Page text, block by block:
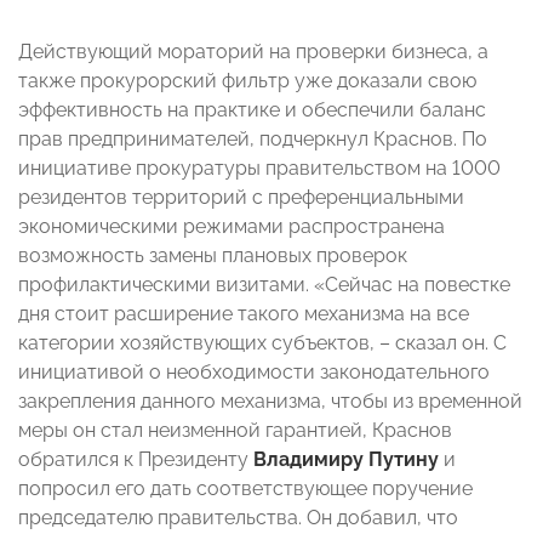
Действующий мораторий на проверки бизнеса, а
также прокурорский фильтр уже доказали свою
эффективность на практике и обеспечили баланс
прав предпринимателей, подчеркнул Краснов. По
инициативе прокуратуры правительством на 1000
резидентов территорий с преференциальными
экономическими режимами распространена
возможность замены плановых проверок
профилактическими визитами. «Сейчас на повестке
дня стоит расширение такого механизма на все
категории хозяйствующих субъектов, – сказал он. С
инициативой о необходимости законодательного
закрепления данного механизма, чтобы из временной
меры он стал неизменной гарантией, Краснов
обратился к Президенту Владимиру Путину и
попросил его дать соответствующее поручение
председателю правительства. Он добавил, что